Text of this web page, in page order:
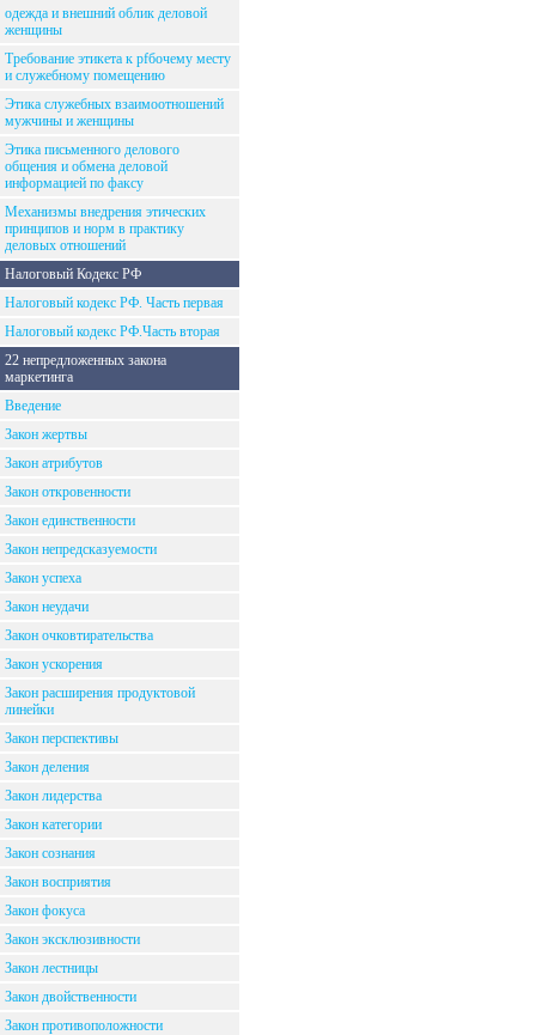
одежда и внешний облик деловой
женщины
Требование этикета к рfбочему месту
и служебному помещению
Этика служебных взаимоотношений
мужчины и женщины
Этика письменного делового
общения и обмена деловой
информацией по факсу
Механизмы внедрения этических
принципов и норм в практику
деловых отношений
Налоговый Кодекс РФ
Налоговый кодекс РФ. Часть первая
Налоговый кодекс РФ.Часть вторая
22 непредложенных закона
маркетинга
Введение
Закон жертвы
Закон атрибутов
Закон откровенности
Закон единственности
Закон непредсказуемости
Закон успеха
Закон неудачи
Закон очковтирательства
Закон ускорения
Закон расширения продуктовой
линейки
Закон перспективы
Закон деления
Закон лидерства
Закон категории
Закон сознания
Закон восприятия
Закон фокуса
Закон эксклюзивности
Закон лестницы
Закон двойственности
Закон противоположности